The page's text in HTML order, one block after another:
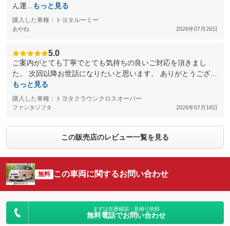
ん運...
もっと見る
購入した車種：トヨタルーミー
あやね 2026年07月26日
5.0
ご案内がとても丁寧でとても気持ちの良いご対応を頂きまし
た。 次回以降お世話になりたいと思います。 ありがとうござ...
もっと見る
購入した車種：トヨタクラウンクロスオーバー
ファンタジフタ 2026年07月18日
この販売店のレビュー一覧を見る
無料 この車両に関するお問い合わせ
まずは在庫確認・見積り依頼
無料電話でお問い合わせ